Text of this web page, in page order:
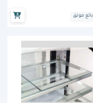
بائع موثق